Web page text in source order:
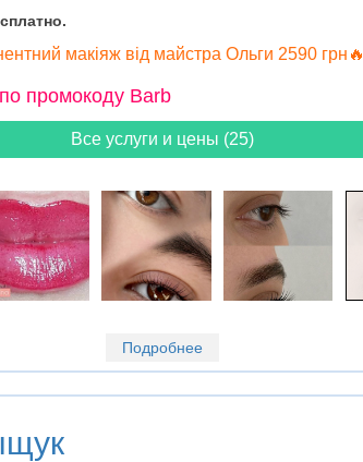
макіяж від майстра Ольги 2590 грн🔥
промокоду Barb
Все услуги и цены (25)
Подробнее